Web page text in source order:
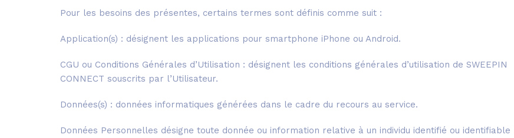
Pour les besoins des présentes, certains termes sont définis comme suit :
Application(s) : désignent les applications pour smartphone iPhone ou Android.
CGU ou Conditions Générales d’Utilisation : désignent les conditions générales d’utilisation de SWEEPIN
CONNECT souscrits par l’Utilisateur.
Données(s) : données informatiques générées dans le cadre du recours au service.
Données Personnelles désigne toute donnée ou information relative à un individu identifié ou identifiable